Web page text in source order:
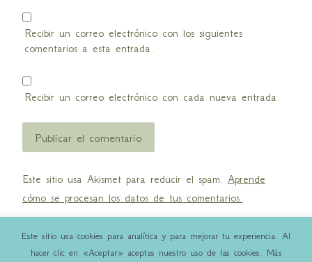
Este sitio usa cookies para analítica y para mejorar tu experiencia. Al
hacer clic en «Aceptar» aceptas nuestro uso de las cookies. Más
Recibir un correo electrónico con los siguientes
comentarios a esta entrada.
Recibir un correo electrónico con cada nueva entrada.
Este sitio usa Akismet para reducir el spam. Aprende
cómo se procesan los datos de tus comentarios.